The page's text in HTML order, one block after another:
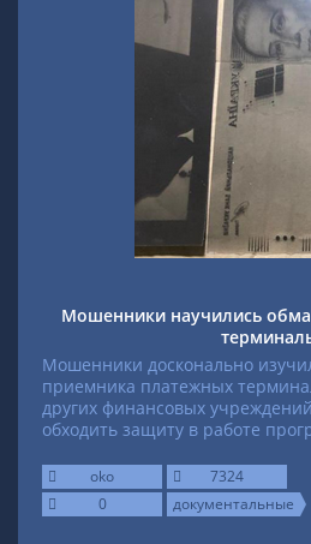
Мошенники научились
Мошенники досконально
приемника платежных
других финансовых
обходить защиту в работе
oko
7324
0
документальные